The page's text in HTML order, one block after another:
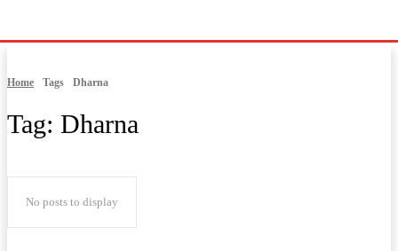
Home Tags Dharna
Tag: Dharna
No posts to display